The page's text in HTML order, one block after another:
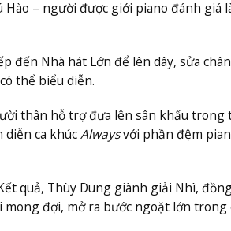
– người được giới piano đánh giá
Nhà hát Lớn để lên dây, sửa
thể biểu diễn.
thân hỗ trợ đưa lên sân khấu
ca khúcAlwaysvới phần đệm
quả, Thùy Dung giành giải Nhì,
đợi, mở ra bước ngoặt lớn trong